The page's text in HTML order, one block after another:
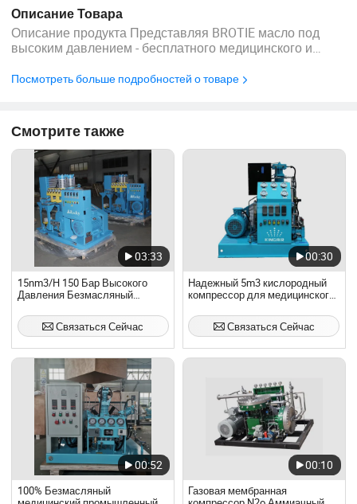
Описание Товара
Описание продукта Представляя BROTIE масло под
высоким давлением - бесплатного медицинского и
разработанные специально для наполнения
для среднего и высокого ...
Посмотреть больше подробностей о товаре
Смотрите также
03:33
15nm3/H 150 Бар Высокого
Давления Безмасляный
Заполнения Кислородных
БаллоновСвязаться Сейчас
00:30
Надежный 5m3 кислородный
компрессор для медицинского
использования
Связаться Сейчас
00:52
100% Безмасляный
00:10
Газовая мембранная